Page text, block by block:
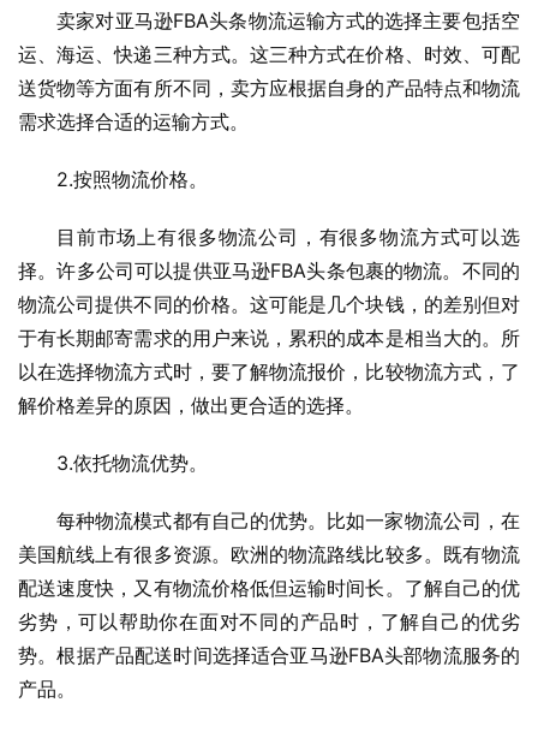
卖家对亚马逊FBA头条物流运输方式的选择主要包括空
运、海运、快递三种方式。这三种方式在价格、时效、可配
送货物等方面有所不同，卖方应根据自身的产品特点和物流
需求选择合适的运输方式。
2.按照物流价格。
目前市场上有很多物流公司，有很多物流方式可以选
择。许多公司可以提供亚马逊FBA头条包裹的物流。不同的
物流公司提供不同的价格。这可能是几个块钱，的差别但对
于有长期邮寄需求的用户来说，累积的成本是相当大的。所
以在选择物流方式时，要了解物流报价，比较物流方式，了
解价格差异的原因，做出更合适的选择。
3.依托物流优势。
每种物流模式都有自己的优势。比如一家物流公司，在
美国航线上有很多资源。欧洲的物流路线比较多。既有物流
配送速度快，又有物流价格低但运输时间长。了解自己的优
劣势，可以帮助你在面对不同的产品时，了解自己的优劣
势。根据产品配送时间选择适合亚马逊FBA头部物流服务的
产品。